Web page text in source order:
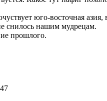
юго-восточная
снилось нашим мудрецам.
прошлого.